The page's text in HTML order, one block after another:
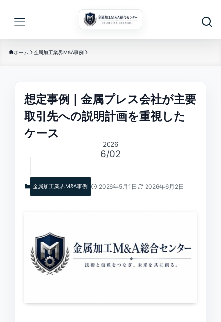
ホーム 金属加工業界M&A事例
想定事例｜金属プレス会社が主要
取引先への説明計画を重視した
ケース
2026
6/02
金属加工業界M&A事例 2026年5月1日 2026年6月2日